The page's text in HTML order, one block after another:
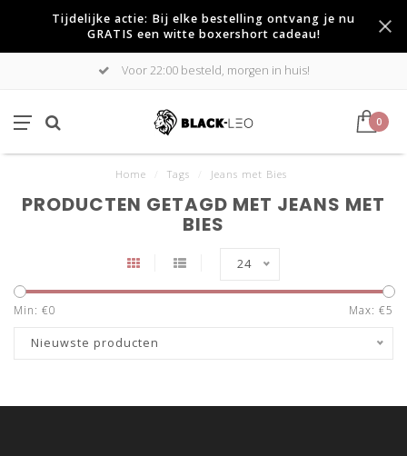
Tijdelijke actie: Bij elke bestelling ontvang je nu
GRATIS een witte boxershort cadeau!
Voor 22:00 besteld, morgen in huis!
0
Home Tags Jeans met Bies
PRODUCTEN GETAGD MET JEANS MET
BIES
24
Min: €0 Max: €5
Nieuwste producten